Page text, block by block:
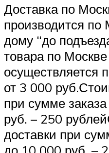
Доставка по
производится
дому “до
товара по
осуществляется
от 3 000
при сумме
руб. – 250
доставки при
до 10 000 руб. –